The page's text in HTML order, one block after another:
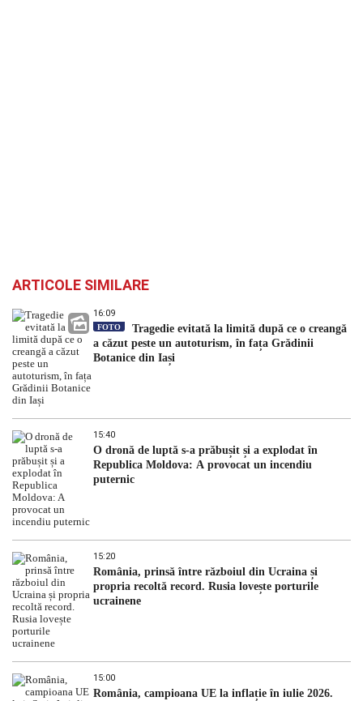
ARTICOLE SIMILARE
16:09
FOTO
Tragedie evitată la limită după ce o creangă
a căzut peste un autoturism, în fața Grădinii
Botanice din Iași
15:40
O dronă de luptă s-a prăbușit și a explodat în
Republica Moldova: A provocat un incendiu
puternic
15:20
România, prinsă între războiul din Ucraina și
propria recoltă record. Rusia lovește porturile
ucrainene
15:00
România, campioana UE la inflație în iulie 2026.